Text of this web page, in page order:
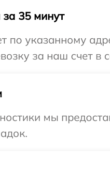
35 минут
по указанному
за наш счет в
мы